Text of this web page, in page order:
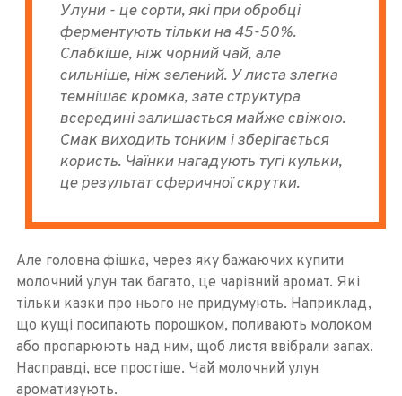
Улуни - це сорти, які при обробці
ферментують тільки на 45-50%.
Слабкіше, ніж чорний чай, але
сильніше, ніж зелений. У листа злегка
темнішає кромка, зате структура
всередині залишається майже свіжою.
Смак виходить тонким і зберігається
користь. Чаїнки нагадують тугі кульки,
це результат сферичної скрутки.
Але головна фішка, через яку бажаючих купити
молочний улун так багато, це чарівний аромат. Які
тільки казки про нього не придумують. Наприклад,
що кущі посипають порошком, поливають молоком
або пропарюють над ним, щоб листя ввібрали запах.
Насправді, все простіше. Чай молочний улун
ароматизують.